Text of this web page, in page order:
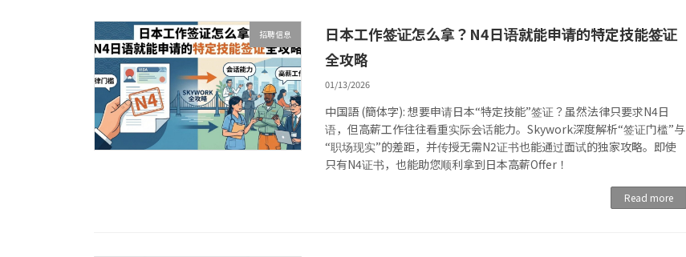
招聘信息
日本工作签证怎么拿？N4日语就能申请的特定技能签证
全攻略
01/13/2026
中国語 (簡体字): 想要申请日本“特定技能”签证？虽然法律只要求N4日
语，但高薪工作往往看重实际会话能力。Skywork深度解析“签证门槛”与
“职场现实”的差距，并传授无需N2证书也能通过面试的独家攻略。即使
只有N4证书，也能助您顺利拿到日本高薪Offer！
Read more